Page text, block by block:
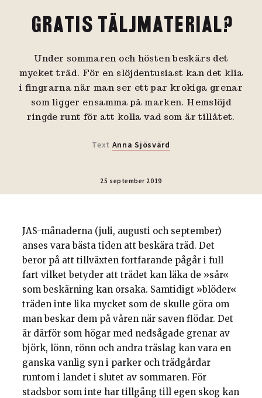
GRATIS TÄLJMATERIAL?
Under sommaren och hösten beskärs det
mycket träd. För en slöjdentusiast kan det klia
i fingrarna när man ser ett par krokiga grenar
som ligger ensamma på marken. Hemslöjd
ringde runt för att kolla vad som är tillåtet.
Text Anna Sjösvärd
25 september 2019
JAS-månaderna (juli, augusti och september)
anses vara bästa tiden att beskära träd. Det
beror på att tillväxten fortfarande pågår i full
fart vilket betyder att trädet kan läka de »sår«
som beskärning kan orsaka. Samtidigt »blöder«
träden inte lika mycket som de skulle göra om
man beskar dem på våren när saven flödar. Det
är därför som högar med nedsågade grenar av
björk, lönn, rönn och andra träslag kan vara en
ganska vanlig syn i parker och trädgårdar
runtom i landet i slutet av sommaren. För
stadsbor som inte har tillgång till egen skog kan